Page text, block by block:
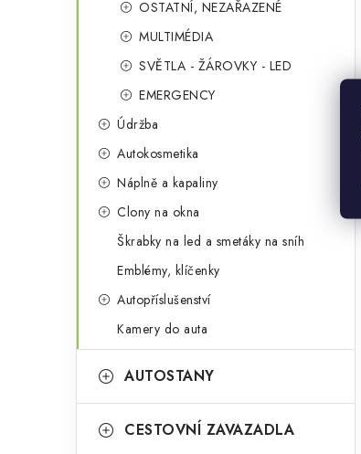
OSTATNÍ, NEZAŘAZENÉ
MULTIMÉDIA
SVĚTLA - ŽÁROVKY - LED
EMERGENCY
Údržba
Autokosmetika
Náplně a kapaliny
Clony na okna
Škrabky na led a smetáky na sníh
Emblémy, klíčenky
Autopříslušenství
Kamery do auta
AUTOSTANY
CESTOVNÍ ZAVAZADLA